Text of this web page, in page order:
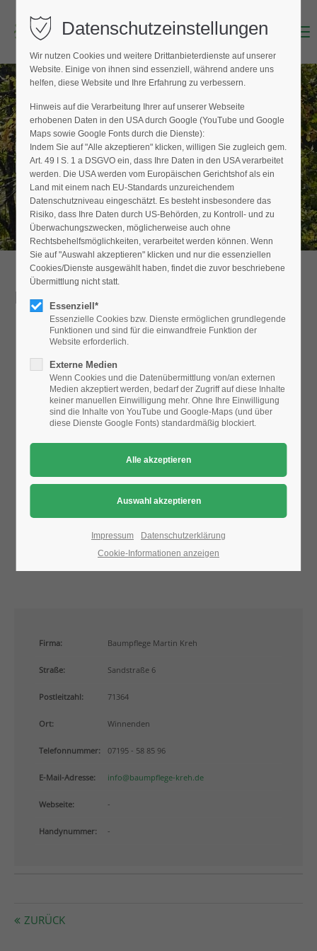
Login
Benutzername (E-Mailadresse)
Passwort
Anmelden
Register|Lost your password?
Support
24h/ 365days
We offer support for our customers
Mon - Fri 8:00am - 5:00pm(GMT +1)
Get in touch
376-293 City Road, Suite 600
San Francisco, CA 94102
info@yourdomain.com
About us
Lorem ipsum dolor sit amet, consectetuer adipiscing
elit.
Aenean commodo ligula eget dolor. Aenean massa.
parturient montes, nascetur ridiculus mus. Donec
Menu
BAUMPFLEGER FINDEN
Hier finden Sie den Fachbetrieb in Ihrer
Nähe
Detailansicht
nicht angezeigt.
Bitte ändern Sie dieDatenschutz-Einstellungen, indem Sie
auch "externe Medien" zulassen.
Firma: Baumpflege Martin Kreh
Straße: Sandstraße 6
Postleitzahl: 71364
Ort: Winnenden
Telefonnummer: 07195 - 58 85 96
E-Mail-Adresse: info@baumpflege-kreh.de
Webseite: -
Handynummer: -
ZURÜCK
Datenschutzeinstellungen
Wir nutzen Cookies und weitere Drittanbieterdienste auf unserer
Website. Einige von ihnen sind essenziell, während andere uns
helfen, diese Website und Ihre Erfahrung zu verbessern.
Hinweis auf die Verarbeitung Ihrer auf unserer Webseite
erhobenen Daten in den USA durch Google (YouTube und Google
Maps sowie Google Fonts durch die Dienste):
Indem Sie auf "Alle akzeptieren" klicken, willigen Sie zugleich gem.
Art. 49 I S. 1 a DSGVO ein, dass Ihre Daten in den USA verarbeitet
werden. Die USA werden vom Europäischen Gerichtshof als ein
Land mit einem nach EU-Standards unzureichendem
Datenschutzniveau eingeschätzt. Es besteht insbesondere das
Risiko, dass Ihre Daten durch US-Behörden, zu Kontroll- und zu
Überwachungszwecken, möglicherweise auch ohne
Rechtsbehelfsmöglichkeiten, verarbeitet werden können. Wenn
Sie auf "Auswahl akzeptieren" klicken und nur die essenziellen
Cookies/Dienste ausgewählt haben, findet die zuvor beschriebene
Übermittlung nicht statt.
Essenziell*
Essenzielle Cookies bzw. Dienste ermöglichen grundlegende
Funktionen und sind für die einwandfreie Funktion der
Website erforderlich.
Externe Medien
Wenn Cookies und die Datenübermittlung von/an externen
Medien akzeptiert werden, bedarf der Zugriff auf diese Inhalte
keiner manuellen Einwilligung mehr. Ohne Ihre Einwilligung
sind die Inhalte von YouTube und Google-Maps (und über
diese Dienste Google Fonts) standardmäßig blockiert.
Impressum
Datenschutzerklärung
Cookie-Informationen anzeigen